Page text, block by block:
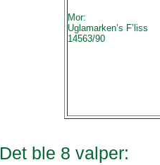
Mor:
Uglamarken’s F’liss
14563/90
Det ble 8 valper: